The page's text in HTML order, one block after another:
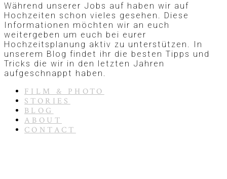
Während unserer Jobs auf haben wir auf
Hochzeiten schon vieles gesehen. Diese
Informationen möchten wir an euch
weitergeben um euch bei eurer
Hochzeitsplanung aktiv zu unterstützen. In
unserem Blog findet ihr die besten Tipps und
Tricks die wir in den letzten Jahren
aufgeschnappt haben.
FILM & PHOTO
STORIES
BLOG
ABOUT
CONTACT